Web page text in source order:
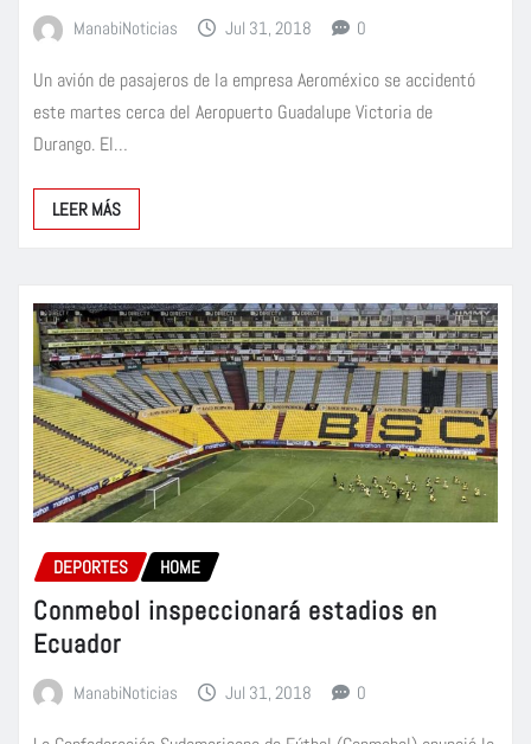
ManabiNoticias Jul 31, 2018 0
Un avión de pasajeros de la empresa Aeroméxico se accidentó
este martes cerca del Aeropuerto Guadalupe Victoria de
Durango. El…
LEER MÁS
DEPORTES HOME
Conmebol inspeccionará estadios en
Ecuador
ManabiNoticias Jul 31, 2018 0